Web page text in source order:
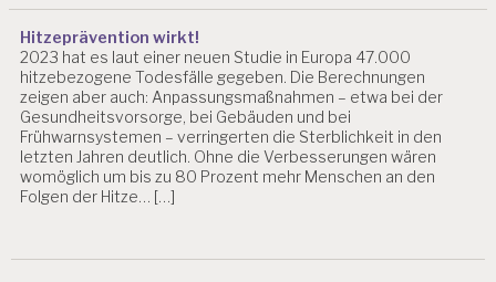
Hitzeprävention wirkt!
2023 hat es laut einer neuen Studie in Europa 47.000
hitzebezogene Todesfälle gegeben. Die Berechnungen
zeigen aber auch: Anpassungsmaßnahmen – etwa bei der
Gesundheitsvorsorge, bei Gebäuden und bei
Frühwarnsystemen – verringerten die Sterblichkeit in den
letzten Jahren deutlich. Ohne die Verbesserungen wären
womöglich um bis zu 80 Prozent mehr Menschen an den
Folgen der Hitze… […]